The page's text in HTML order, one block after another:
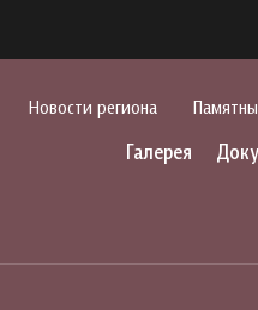
Новости региона
Галерея